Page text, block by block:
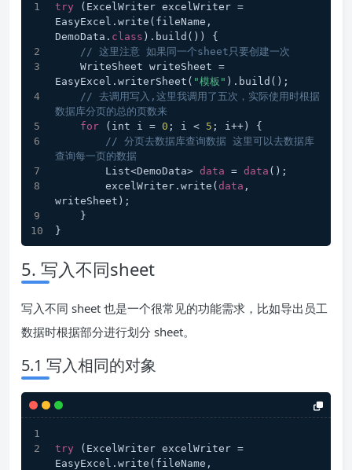
try (ExcelWriter excelWriter =
EasyExcel.write(fileName,
DemoData. class ).build()) {
// 这里注意 如果同一个sheet只要创建一次
EasyExcel.writerSheet( "模板" ).build();
// 去调用写入,这里我调用了五次，实际使用时根据
数据库分页的总的页数来
for (int i = 0 ; i < 5 ; i++) {
// 分页去数据库查询数据 这里可以去数据库
查询每一页的数据
        List<DemoData>
data = data ();
        excelWriter.write(
data ,
writeSheet);
    }
}
5. 写入不同sheet
写入不同 sheet 也是一个很常见的功能需求，比如导出员工
数据时根据部分进行划分 sheet。
5.1 写入相同的对象
try (ExcelWriter excelWriter =
EasyExcel.write(fileName,